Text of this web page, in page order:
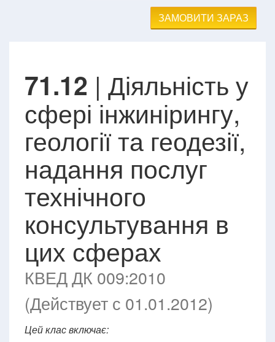
ЗАМОВИТИ ЗАРАЗ
71.12 | Діяльність у
сфері інжинірингу,
геології та геодезії,
надання послуг
технічного
консультування в
цих сферах
КВЕД ДК 009:2010
(Действует с 01.01.2012)
Цей клас включає: